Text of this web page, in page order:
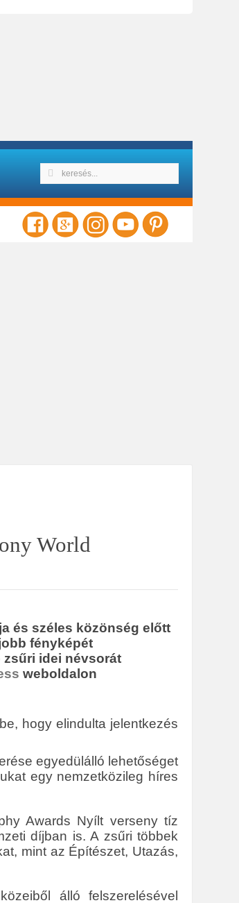
World
és széles közönség előtt
fényképét
idei névsorát
weboldalon
hogy elindulta jelentkezés
egyedülálló lehetőséget
egy nemzetközileg híres
Awards Nyílt verseny tíz
díjban is. A zsűri többek
mint az Építészet, Utazás,
álló felszerelésével